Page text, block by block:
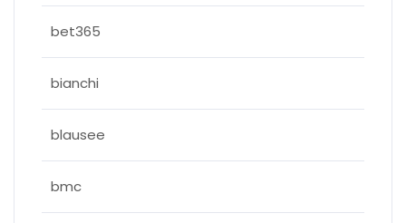
bet365
bianchi
blausee
bmc